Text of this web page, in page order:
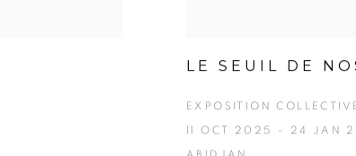
LE SEUIL DE
EXPOSITION
11 OCT 2025 - 24 JAN